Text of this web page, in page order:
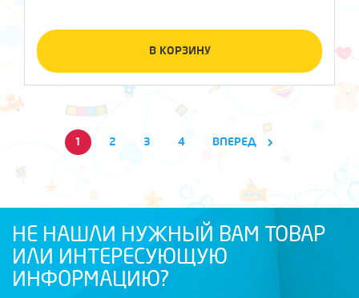
В КОРЗИНУ
1 2 3 4 ВПЕРЕД
НЕ НАШЛИ НУЖНЫЙ ВАМ ТОВАР
ИЛИ ИНТЕРЕСУЮЩУЮ
ИНФОРМАЦИЮ?